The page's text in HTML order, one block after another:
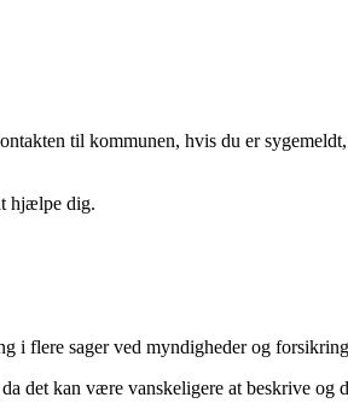
til kommunen, hvis du er
hjælpe dig.
flere sager ved myndigheder og
det kan være vanskeligere at beskrive og